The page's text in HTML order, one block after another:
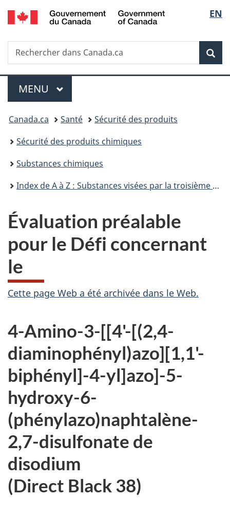
Passer
au
des
Passer
au
principal
Passer
à
Au
du
Passer
à
version
simplifiée
de
la
EN
Recherche
Rechercher
dans
Menu
MENU PRINCIPAL
Vous
êtes
ici :
Canada.ca Santé
Sécurité des produits
Sécurité des produits chimiques
Substances chimiques
Index de A à Z : Substances visées par la troisième phase du Plan de gestion des produits chimiques
Évaluation préalable
pour le Défi concernant
le
A
r
c
h
i
v
é
e
Cette page Web a été archivée dans le Web.
4-Amino-3-[[4'-[(2,4-
diaminophényl)azo][1,1'-
biphényl]-4-yl]azo]-5-
hydroxy-6-
(phénylazo)naphtalène-
2,7-disulfonate de
disodium
(Direct Black 38)